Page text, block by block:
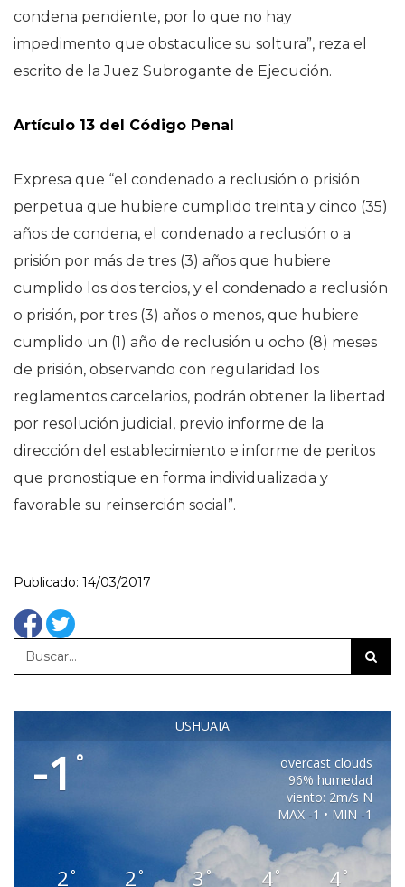
condena pendiente, por lo que no hay
impedimento que obstaculice su soltura”, reza el
escrito de la Juez Subrogante de Ejecución.
Artículo 13 del Código Penal
Expresa que “el condenado a reclusión o prisión
perpetua que hubiere cumplido treinta y cinco (35)
años de condena, el condenado a reclusión o a
prisión por más de tres (3) años que hubiere
cumplido los dos tercios, y el condenado a reclusión
o prisión, por tres (3) años o menos, que hubiere
cumplido un (1) año de reclusión u ocho (8) meses
de prisión, observando con regularidad los
reglamentos carcelarios, podrán obtener la libertad
por resolución judicial, previo informe de la
dirección del establecimiento e informe de peritos
que pronostique en forma individualizada y
favorable su reinserción social”.
Publicado: 14/03/2017
USHUAIA
-1 °
overcast clouds
96% humedad
viento: 2m/s N
MAX -1 • MIN -1
2° 2 ° 3° 4° 4°